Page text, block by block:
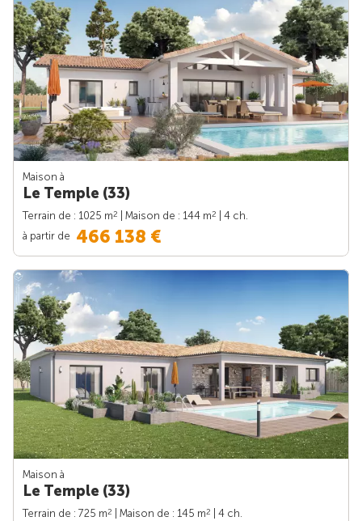
Maison à
Le Temple (33)
Terrain de : 1025 m2 | Maison de : 144 m2
| 4 ch.
à partir de 466 138 €
Maison à
Le Temple (33)
Terrain de : 725 m2 | Maison de : 145 m2
| 4 ch.